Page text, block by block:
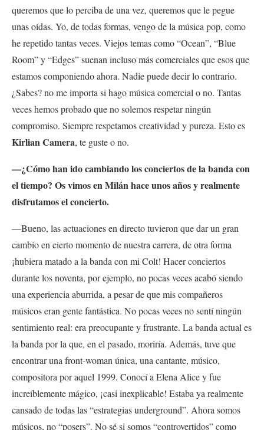
queremos que lo perciba de una vez, queremos que le pegue
unas oídas. Yo, de todas formas, vengo de la música pop, como
he repetido tantas veces. Viejos temas como “Ocean”, “Blue
Room” y “Edges” suenan incluso más comerciales que esos que
estamos componiendo ahora. Nadie puede decir lo contrario.
¿Sabes? no me importa si hago música comercial o no. Tantas
veces hemos probado que no solemos respetar ningún
compromiso. Siempre respetamos creatividad y pureza. Esto es
Kirlian Camera, te guste o no.
—¿Cómo han ido cambiando los conciertos de la banda con
el tiempo? Os vimos en Milán hace unos años y realmente
disfrutamos el concierto.
—Bueno, las actuaciones en directo tuvieron que dar un gran
cambio en cierto momento de nuestra carrera, de otra forma
¡hubiera matado a la banda con mi Colt! Hacer conciertos
durante los noventa, por ejemplo, no pocas veces acabó siendo
una experiencia aburrida, a pesar de que mis compañeros
músicos eran gente fantástica. No pocas veces no sentí ningún
sentimiento real: era preocupante y frustrante. La banda actual es
la banda por la que, en el pasado, moriría. Además, tuve que
encontrar una front-woman única, una cantante, músico,
compositora por aquel 1999. Conocí a Elena Alice y fue
increíblemente mágico, ¡casi inexplicable! Estaba ya realmente
cansado de todas las “estrategias underground”. Ahora somos
músicos, no “posers”. No sé si somos “controvertidos” como